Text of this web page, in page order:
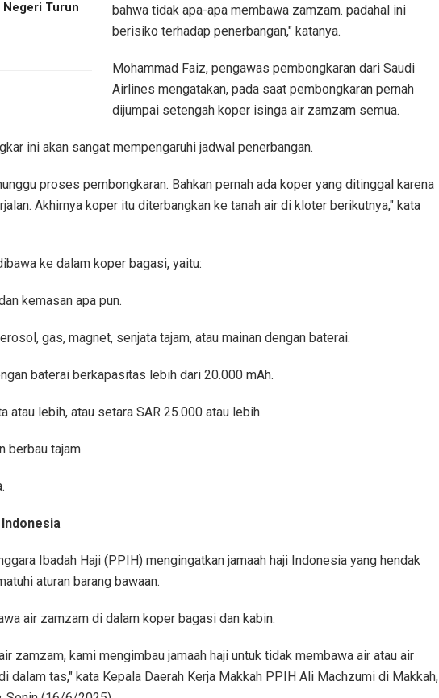
Negeri Turun
bahwa tidak apa-apa membawa zamzam. padahal ini
berisiko terhadap penerbangan," katanya.
Mohammad Faiz, pengawas pembongkaran dari Saudi
Airlines mengatakan, pada saat pembongkaran pernah
dijumpai setengah koper isinga air zamzam semua.
ini akan sangat mempengaruhi jadwal penerbangan.
proses pembongkaran. Bahkan pernah ada koper yang ditinggal karena
Akhirnya koper itu diterbangkan ke tanah air di kloter berikutnya," kata
ke dalam koper bagasi, yaitu:
kemasan apa pun.
gas, magnet, senjata tajam, atau mainan dengan baterai.
baterai berkapasitas lebih dari 20.000 mAh.
atau lebih, atau setara SAR 25.000 atau lebih.
berbau tajam
Ibadah Haji (PPIH) mengingatkan jamaah haji Indonesia yang hendak
aturan barang bawaan.
air zamzam di dalam koper bagasi dan kabin.
zamzam, kami mengimbau jamaah haji untuk tidak membawa air atau air
dalam tas," kata Kepala Daerah Kerja Makkah PPIH Ali Machzumi di Makkah,